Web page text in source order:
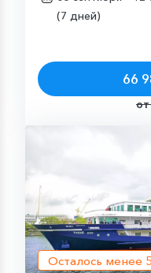
(7 дней)
66
Осталось менее